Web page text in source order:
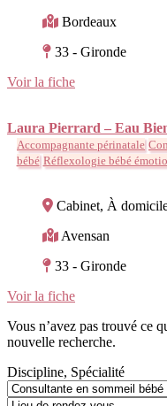
Bordeaux
33 - Gironde
Voir la fiche
Laura Pierrard – Eau
Accompagnante périnatale
bébé Réflexologie bébé
Cabinet, À
Avensan
33 - Gironde
Voir la fiche
Vous n’avez pas trouvé ce
nouvelle recherche.
Discipline, Spécialité